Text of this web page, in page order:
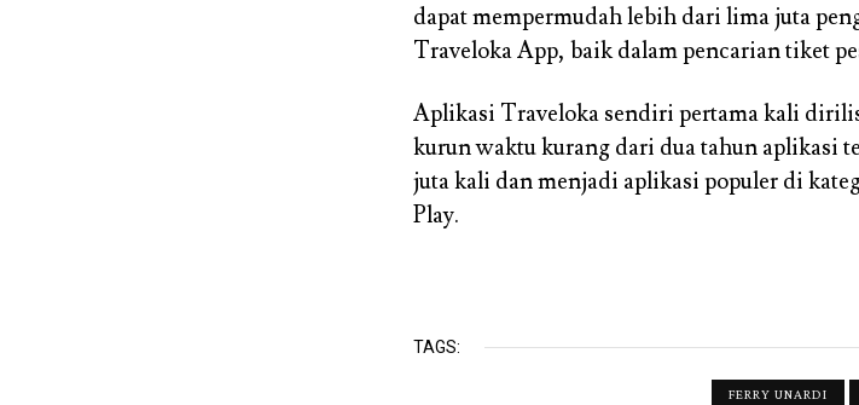
dapat mempermudah lebih dari lima juta
Traveloka App, baik dalam pencarian tiket
Aplikasi Traveloka sendiri pertama kali
kurun waktu kurang dari dua tahun aplikasi
juta kali dan menjadi aplikasi populer di
Play.
TAGS:
FERRY UNARDI